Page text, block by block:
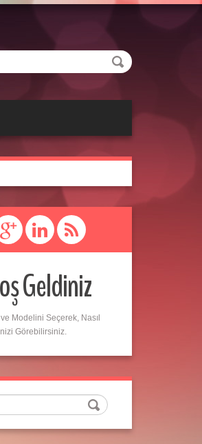
Geldiniz
Modelini Seçerek, Nasıl
Görebilirsiniz.